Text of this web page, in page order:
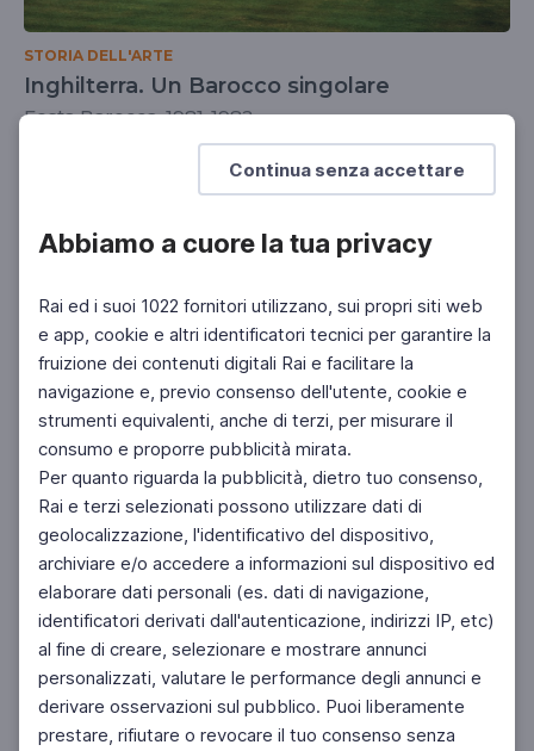
Continua senza accettare
Abbiamo a cuore la tua privacy
Rai ed i suoi 1022 fornitori utilizzano, sui propri siti web
e app, cookie e altri identificatori tecnici per garantire la
fruizione dei contenuti digitali Rai e facilitare la
navigazione e, previo consenso dell'utente, cookie e
strumenti equivalenti, anche di terzi, per misurare il
consumo e proporre pubblicità mirata.
Per quanto riguarda la pubblicità, dietro tuo consenso,
Rai e terzi selezionati possono utilizzare dati di
geolocalizzazione, l'identificativo del dispositivo,
archiviare e/o accedere a informazioni sul dispositivo ed
elaborare dati personali (es. dati di navigazione,
identificatori derivati dall'autenticazione, indirizzi IP, etc)
al fine di creare, selezionare e mostrare annunci
personalizzati, valutare le performance degli annunci e
derivare osservazioni sul pubblico. Puoi liberamente
prestare, rifiutare o revocare il tuo consenso senza
STORIA DELL'ARTE
Inghilterra. Un Barocco singolare
Festa Barocca, 1981-1982